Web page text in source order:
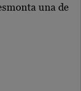
una de